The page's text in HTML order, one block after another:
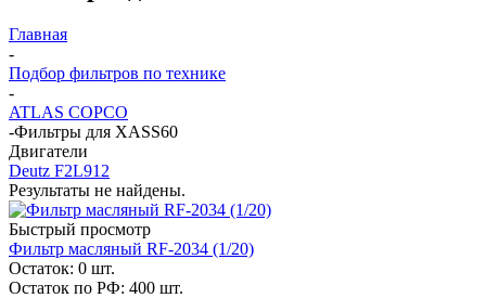
Главная
-
Подбор фильтров по технике
-
ATLAS COPCO
-Фильтры для XASS60
Двигатели
Deutz F2L912
Результаты не найдены.
Быстрый просмотр
Фильтр масляный RF-2034 (1/20)
Остаток: 0 шт.
Остаток по РФ: 400 шт.